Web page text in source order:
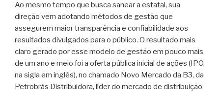
Ao mesmo tempo que busca sanear a estatal, sua
direção vem adotando métodos de gestão que
assegurem maior transparência e confiabilidade aos
resultados divulgados para o público. O resultado mais
claro gerado por esse modelo de gestão em pouco mais
de um ano e meio foi a oferta pública inicial de ações (IPO,
na sigla em inglês), no chamado Novo Mercado da B3, da
Petrobrás Distribuidora, líder do mercado de distribuição